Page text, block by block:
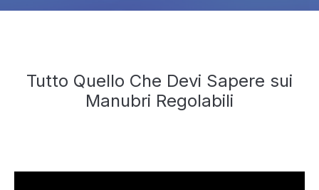
Tutto Quello Che Devi Sapere sui
Manubri Regolabili